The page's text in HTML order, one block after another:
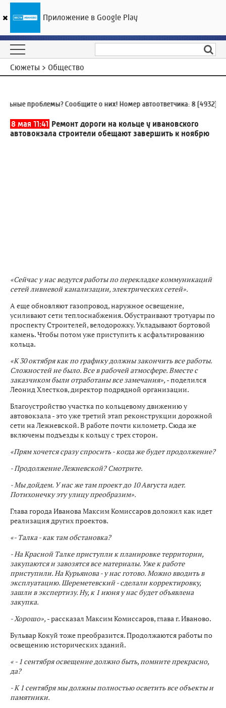
ГТРК «Ивтелерадио»
Сюжеты > Общество
проблемы? Сообщите о них! Номер автоответчика:8 (4932) 930-
8 мая 11:41 Ремонт дороги на кольце у ивановского
автовокзала строители обещают завершить к ноябрю
«Сейчас у нас ведутся работы по перекладке коммуникаций
сетей ливневой канализации, электрических сетей».
А еще обновляют газопровод, наружное освещение,
усиливают сети теплоснабжения. Обустраивают тротуары по
проспекту Строителей, велодорожку. Укладывают бортовой
камень. Чтобы потом уже приступить к асфальтированию
кольца.
«К 30 октября как по графику должны закончить все работы.
Сложностей не было. Все в рабочей атмосфере. Вместе с
заказчиком были отработаны все замечания», - поделился
Леонид Хлестков, директор подрядной организации.
Благоустройство участка по кольцевому движению у
автовокзала - это уже третий этап реконструкции дорожной
сети на Лежневской. В работе почти километр. Сюда же
включены подъезды к кольцу с трех сторон.
«Прям хочется сразу спросить - когда же будет продолжение?
- Продолжение Лежневской? Смотрите.
- Мы дойдем. У нас же там проект до 10 Августа идет.
Потихонечку эту улицу преобразим».
Глава города Иванова Максим Комиссаров доложил как идет
реализация других проектов.
«- Талка - как там обстановка?
- На Красной Талке приступли к планировке территории,
закупаются и завозятся все материалы. Уже к работе
приступили. На Курьянова - у нас готово. Можно вводить в
эксплуатацию. Шереметевский - сделали корректировку,
зашли в экспертизу. Ну, к 1 июня у нас будет объявлена
закупка.
- Хорошо», - рассказал Максим Комиссаров, глава г. Иваново.
Бульвар Кокуй тоже преобразится. Продолжаются работы по
освещению исторических зданий.
« - 1 сентября освещение должно быть, помните прекрасно,
да?
- К 1 сентября мы должны полностью осветить все объекты и
памятники.
Приложение в Google Play